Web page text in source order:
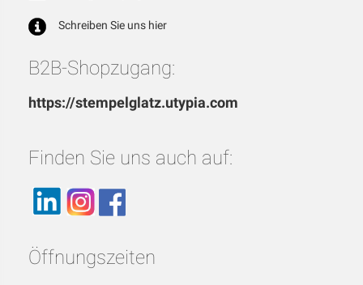
Schreiben Sie uns hier
B2B-Shopzugang:
https://stempelglatz.utypia.com
Finden Sie uns auch auf:
Öffnungszeiten